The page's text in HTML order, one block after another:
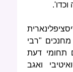
מחנכים "רבי
תחומי דעת
ואגב